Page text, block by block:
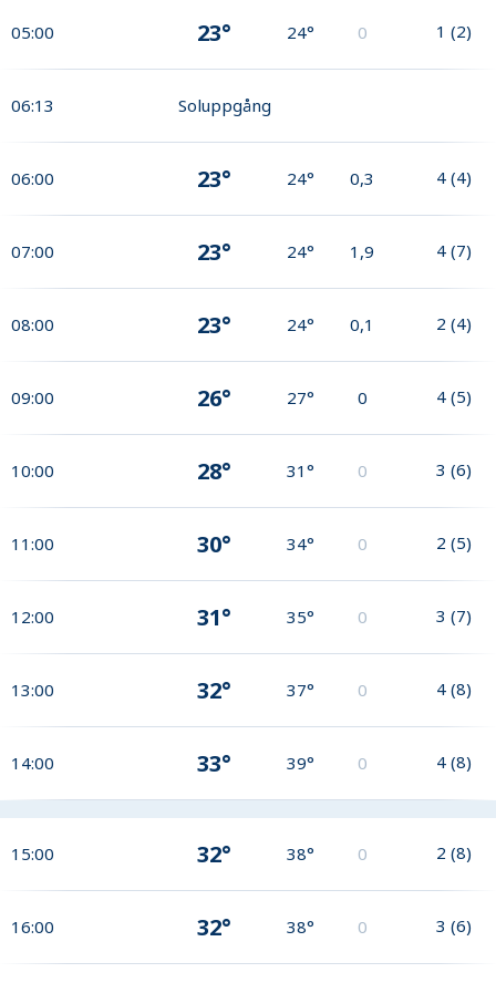
05:00 23° 24° 0 1 (2)
06:13 Soluppgång
06:00 23° 24° 0,3 4 (4)
07:00 23° 24° 1,9 4 (7)
08:00 23° 24° 0,1 2 (4)
09:00 26° 27° 0 4 (5)
10:00 28° 31° 0 3 (6)
11:00 30° 34° 0 2 (5)
12:00 31° 35° 0 3 (7)
13:00 32° 37° 0 4 (8)
14:00 33° 39° 0 4 (8)
15:00 32° 38° 0 2 (8)
16:00 32° 38° 0 3 (6)